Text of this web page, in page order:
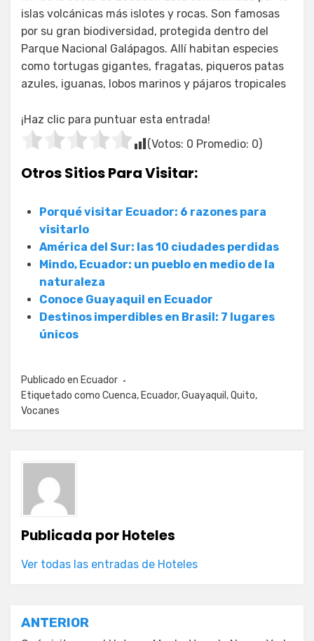
islas volcánicas más islotes y rocas. Son famosas
por su gran biodiversidad, protegida dentro del
Parque Nacional Galápagos. Allí habitan especies
como tortugas gigantes, fragatas, piqueros patas
azules, iguanas, lobos marinos y pájaros tropicales
¡Haz clic para puntuar esta entrada!
(Votos: 0 Promedio: 0)
Otros Sitios Para Visitar:
Porqué visitar Ecuador: 6 razones para
visitarlo
América del Sur: las 10 ciudades perdidas
Mindo, Ecuador: un pueblo en medio de la
naturaleza
Conoce Guayaquil en Ecuador
Destinos imperdibles en Brasil: 7 lugares
únicos
Publicado en Ecuador
Etiquetado como Cuenca, Ecuador,Guayaquil ,Quito,
Vocanes
Publicada porHoteles
Ver todas las entradas de Hoteles
Navegación
ANTERIOR